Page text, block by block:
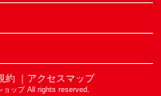
約 ｜アクセスマップ
ョップ All rights reserved.